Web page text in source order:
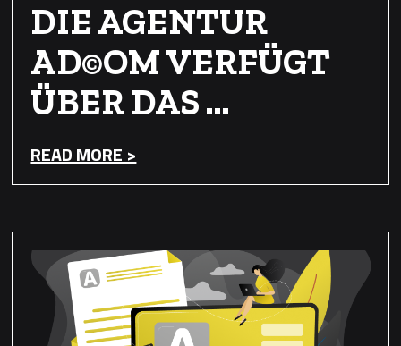
DIE AGENTUR
AD©OM VERFÜGT
ÜBER DAS …
READ MORE >